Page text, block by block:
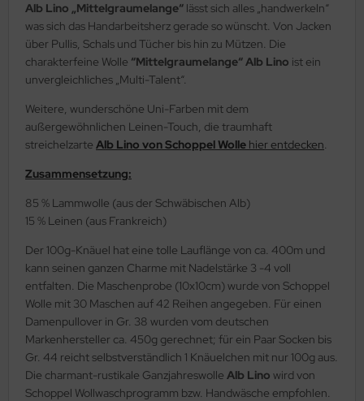
Alb Lino „Mittelgraumelange“ lässt sich alles „handwerkeln“
was sich das Handarbeitsherz gerade so wünscht. Von Jacken
über Pullis, Schals und Tücher bis hin zu Mützen. Die
charakterfeine Wolle “Mittelgraumelange“ Alb Lino ist ein
unvergleichliches „Multi-Talent“.
Weitere, wunderschöne Uni-Farben mit dem
außergewöhnlichen Leinen-Touch, die traumhaft
streichelzarte Alb Lino von Schoppel Wolle hier entdecken.
Zusammensetzung:
85 % Lammwolle (aus der Schwäbischen Alb)
15 % Leinen (aus Frankreich)
Der 100g-Knäuel hat eine tolle Lauflänge von ca. 400m und
kann seinen ganzen Charme mit Nadelstärke 3 -4 voll
entfalten. Die Maschenprobe (10x10cm) wurde von Schoppel
Wolle mit 30 Maschen auf 42 Reihen angegeben. Für einen
Damenpullover in Gr. 38 wurden vom deutschen
Markenhersteller ca. 450g gerechnet; für ein Paar Socken bis
Gr. 44 reicht selbstverständlich 1 Knäuelchen mit nur 100g aus.
Die charmant-rustikale Ganzjahreswolle Alb Lino wird von
Schoppel Wollwaschprogramm bzw. Handwäsche empfohlen.